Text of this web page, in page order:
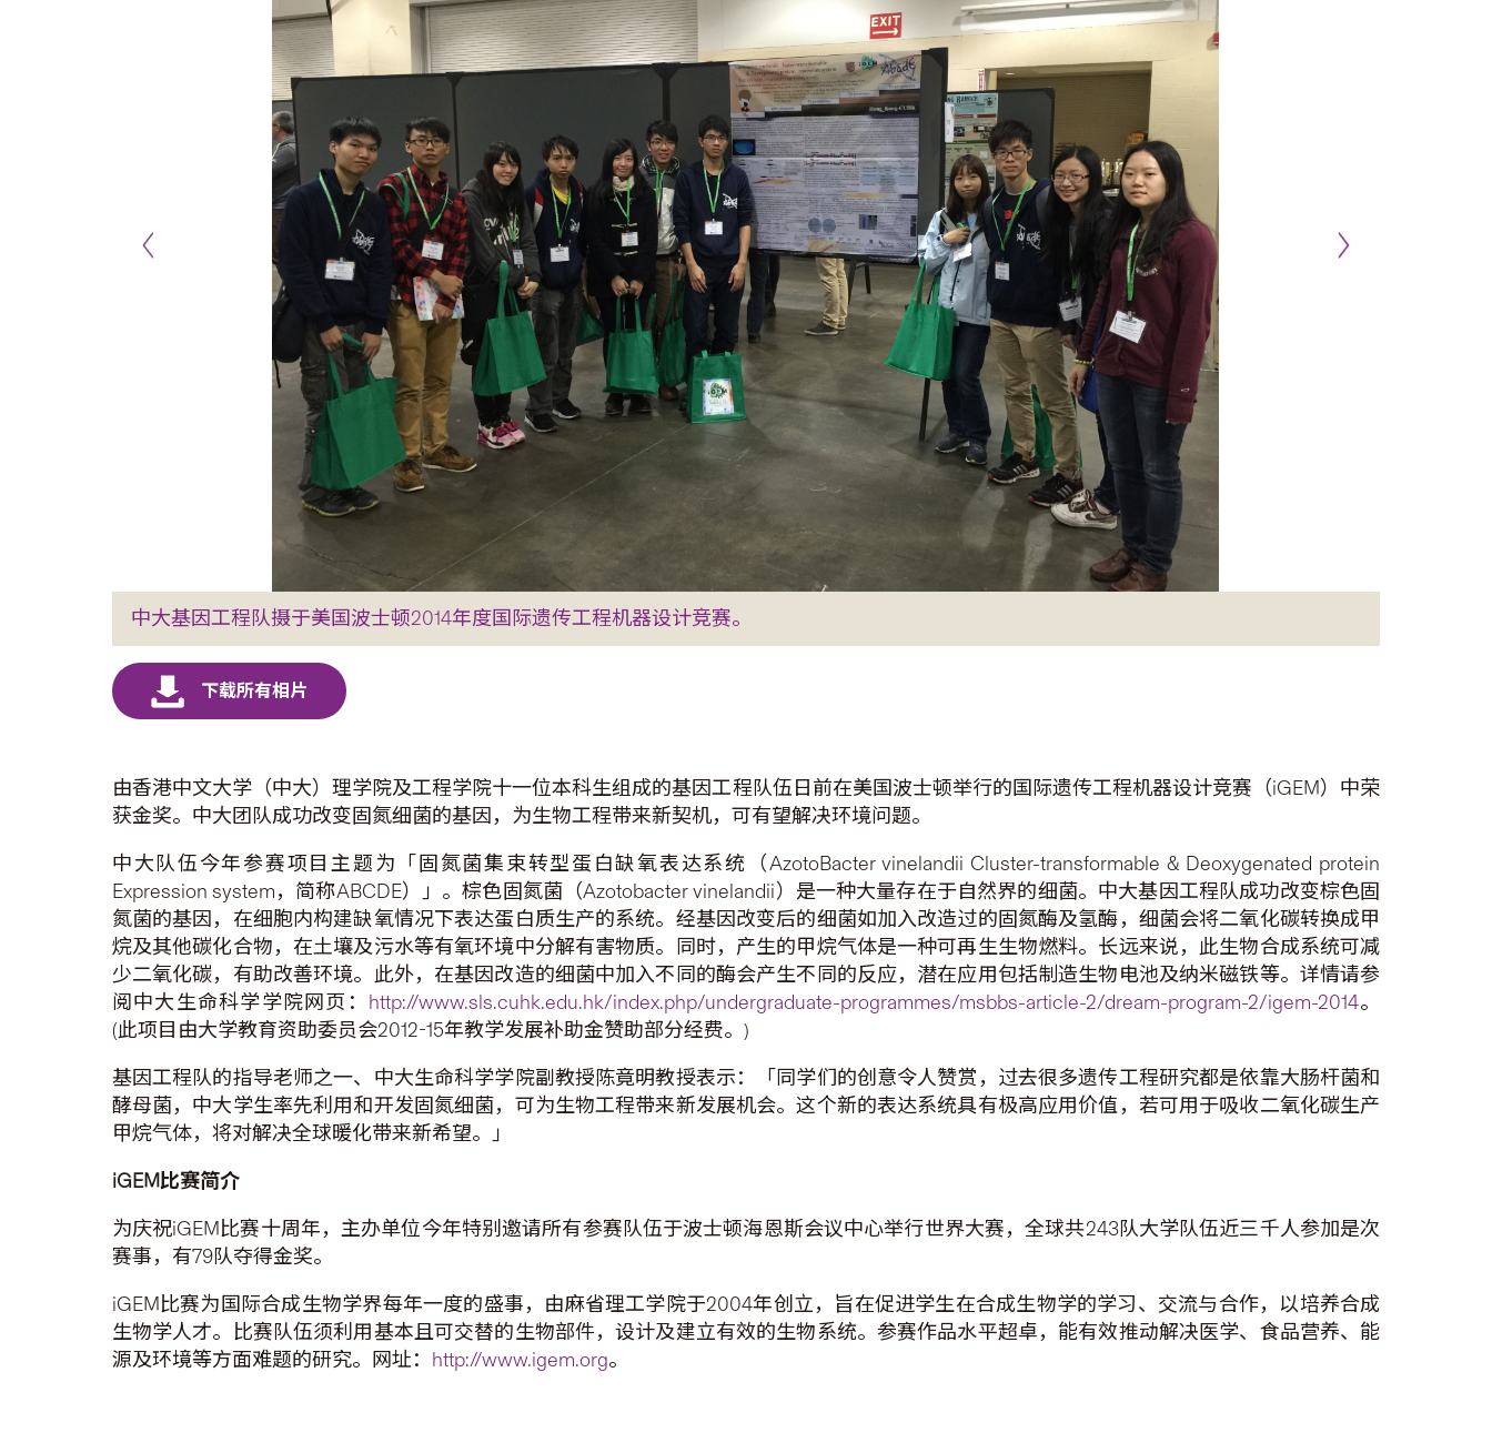
中大基因工程队摄于美国波士顿2014年度国际遗传工程机器设计竞赛。
由香港中文大学（中大）理学院及工程学院十一位本科生组成的基因工程队伍日前在美国波士顿举行的国际遗传工程机器设计竞赛（iGEM）中荣
获金奖。中大团队成功改变固氮细菌的基因，为生物工程带来新契机，可有望解决环境问题。
中大队伍今年参赛项目主题为「固氮菌集束转型蛋白缺氧表达系统（AzotoBacter vinelandii Cluster-transformable & Deoxygenated protein
Expression system，简称ABCDE）」。棕色固氮菌（Azotobacter vinelandii）是一种大量存在于自然界的细菌。中大基因工程队成功改变棕色固
氮菌的基因，在细胞内构建缺氧情况下表达蛋白质生产的系统。经基因改变后的细菌如加入改造过的固氮酶及氢酶，细菌会将二氧化碳转换成甲
烷及其他碳化合物，在土壤及污水等有氧环境中分解有害物质。同时，产生的甲烷气体是一种可再生生物燃料。长远来说，此生物合成系统可减
少二氧化碳，有助改善环境。此外，在基因改造的细菌中加入不同的酶会产生不同的反应，潜在应用包括制造生物电池及纳米磁铁等。详情请参
阅中大生命科学学院网页： http://www.sls.cuhk.edu.hk/index.php/undergraduate-programmes/msbbs-article-2/dream-program-2/igem-2014。
(此项目由大学教育资助委员会2012-15年教学发展补助金赞助部分经费。)
基因工程队的指导老师之一、中大生命科学学院副教授陈竟明教授表示：「同学们的创意令人赞赏，过去很多遗传工程研究都是依靠大肠杆菌和
酵母菌，中大学生率先利用和开发固氮细菌，可为生物工程带来新发展机会。这个新的表达系统具有极高应用价值，若可用于吸收二氧化碳生产
甲烷气体，将对解决全球暖化带来新希望。」
iGEM比赛简介
为庆祝iGEM比赛十周年，主办单位今年特别邀请所有参赛队伍于波士顿海恩斯会议中心举行世界大赛，全球共243队大学队伍近三千人参加是次
赛事，有79队夺得金奖。
iGEM比赛为国际合成生物学界每年一度的盛事，由麻省理工学院于2004年创立，旨在促进学生在合成生物学的学习、交流与合作，以培养合成
生物学人才。比赛队伍须利用基本且可交替的生物部件，设计及建立有效的生物系统。参赛作品水平超卓，能有效推动解决医学、食品营养、能
源及环境等方面难题的研究。网址： http://www.igem.org。